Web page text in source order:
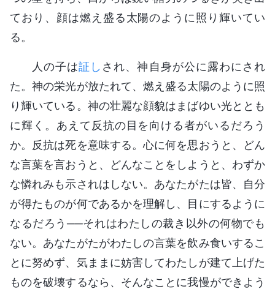
ており、顔は燃え盛る太陽のように照り輝いてい
る。
人の子は証し され、神自身が公に露わにされ
た。神の栄光が放たれて、燃え盛る太陽のように照
り輝いている。神の壮麗な顔貌はまばゆい光ととも
に輝く。あえて反抗の目を向ける者がいるだろう
か。反抗は死を意味する。心に何を思おうと、どん
な言葉を言おうと、どんなことをしようと、わずか
な憐れみも示されはしない。あなたがたは皆、自分
が得たものが何であるかを理解し、目にするように
なるだろう──それはわたしの裁き以外の何物でも
ない。あなたがたがわたしの言葉を飲み食いするこ
とに努めず、気ままに妨害してわたしが建て上げた
ものを破壊するなら、そんなことに我慢ができよう